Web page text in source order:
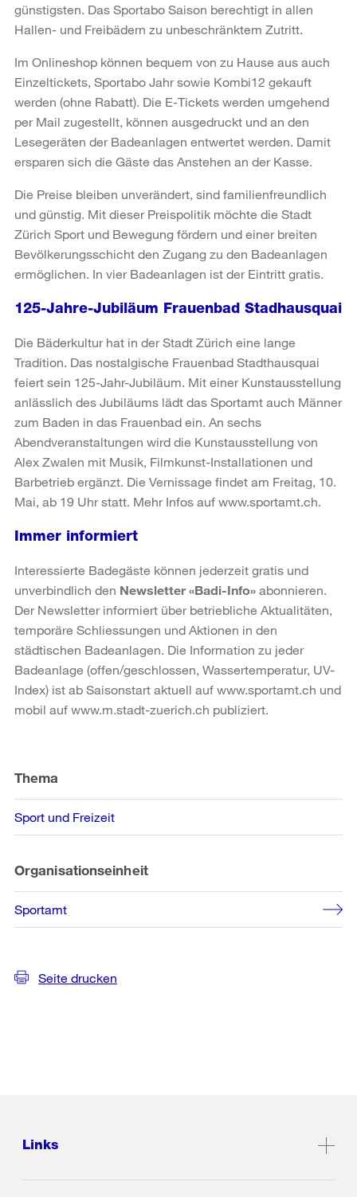
günstigsten. Das Sportabo Saison berechtigt in allen
Hallen- und Freibädern zu unbeschränktem Zutritt.
Im Onlineshop können bequem von zu Hause aus auch
Einzeltickets, Sportabo Jahr sowie Kombi12 gekauft
werden (ohne Rabatt). Die E-Tickets werden umgehend
per Mail zugestellt, können ausgedruckt und an den
Lesegeräten der Badeanlagen entwertet werden. Damit
ersparen sich die Gäste das Anstehen an der Kasse.
Die Preise bleiben unverändert, sind familienfreundlich
und günstig. Mit dieser Preispolitik möchte die Stadt
Zürich Sport und Bewegung fördern und einer breiten
Bevölkerungsschicht den Zugang zu den Badeanlagen
ermöglichen. In vier Badeanlagen ist der Eintritt gratis.
125-Jahre-Jubiläum Frauenbad Stadhausquai
Die Bäderkultur hat in der Stadt Zürich eine lange
Tradition. Das nostalgische Frauenbad Stadthausquai
feiert sein 125-Jahr-Jubiläum. Mit einer Kunstausstellung
anlässlich des Jubiläums lädt das Sportamt auch Männer
zum Baden in das Frauenbad ein. An sechs
Abendveranstaltungen wird die Kunstausstellung von
Alex Zwalen mit Musik, Filmkunst-Installationen und
Barbetrieb ergänzt. Die Vernissage findet am Freitag, 10.
Mai, ab 19 Uhr statt. Mehr Infos auf www.sportamt.ch.
Immer informiert
Interessierte Badegäste können jederzeit gratis und
unverbindlich den Newsletter «Badi-Info» abonnieren.
Der Newsletter informiert über betriebliche Aktualitäten,
temporäre Schliessungen und Aktionen in den
städtischen Badeanlagen. Die Information zu jeder
Badeanlage (offen/geschlossen, Wassertemperatur, UV-
Index) ist ab Saisonstart aktuell auf www.sportamt.ch und
mobil auf www.m.stadt-zuerich.ch publiziert.
Informationen
Thema
Sport und Freizeit
Organisationseinheit
Sportamt
Seite drucken
Links